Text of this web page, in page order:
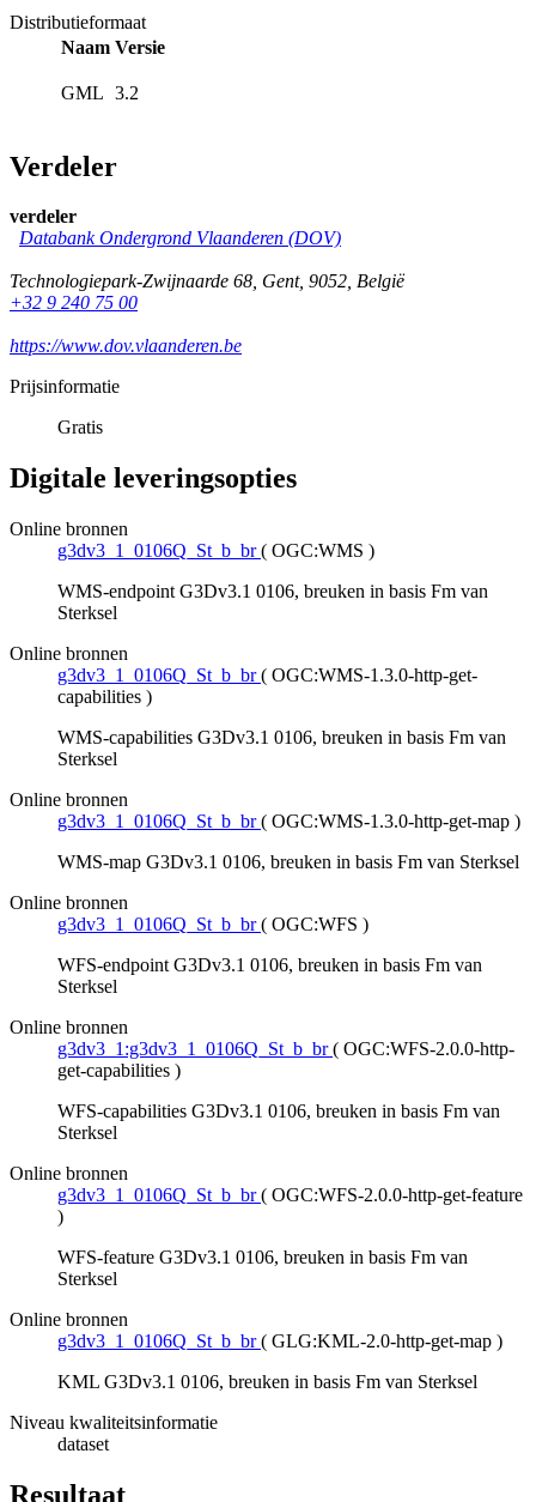
Distributieformaat
Naam Versie
GML 3.2
Verdeler
verdeler
Databank Ondergrond Vlaanderen (DOV)
Technologiepark-Zwijnaarde 68, Gent, 9052, België
+32 9 240 75 00
https://www.dov.vlaanderen.be
Prijsinformatie
Gratis
Digitale leveringsopties
Online bronnen
g3dv3_1_0106Q_St_b_br ( OGC:WMS )
WMS-endpoint G3Dv3.1 0106, breuken in basis Fm van
Sterksel
Online bronnen
g3dv3_1_0106Q_St_b_br ( OGC:WMS-1.3.0-http-get-
capabilities )
WMS-capabilities G3Dv3.1 0106, breuken in basis Fm van
Sterksel
Online bronnen
g3dv3_1_0106Q_St_b_br ( OGC:WMS-1.3.0-http-get-map )
WMS-map G3Dv3.1 0106, breuken in basis Fm van Sterksel
Online bronnen
g3dv3_1_0106Q_St_b_br ( OGC:WFS )
WFS-endpoint G3Dv3.1 0106, breuken in basis Fm van
Sterksel
Online bronnen
g3dv3_1:g3dv3_1_0106Q_St_b_br ( OGC:WFS-2.0.0-http-
get-capabilities )
WFS-capabilities G3Dv3.1 0106, breuken in basis Fm van
Sterksel
Online bronnen
g3dv3_1_0106Q_St_b_br ( OGC:WFS-2.0.0-http-get-feature
)
WFS-feature G3Dv3.1 0106, breuken in basis Fm van
Sterksel
Online bronnen
g3dv3_1_0106Q_St_b_br ( GLG:KML-2.0-http-get-map )
KML G3Dv3.1 0106, breuken in basis Fm van Sterksel
Niveau kwaliteitsinformatie
dataset
Resultaat